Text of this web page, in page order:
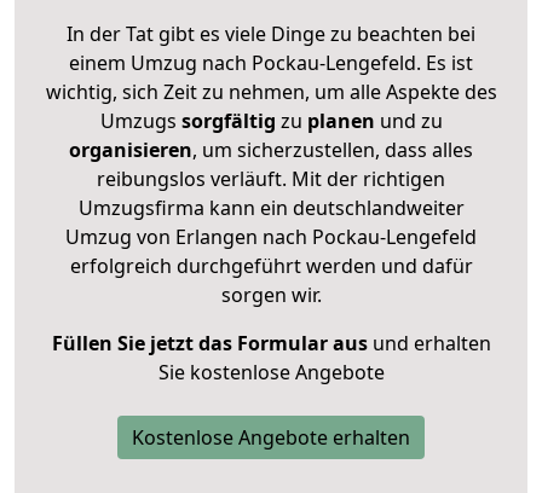
In der Tat gibt es viele Dinge zu beachten bei
einem Umzug nach Pockau-Lengefeld. Es ist
wichtig, sich Zeit zu nehmen, um alle Aspekte des
Umzugs sorgfältig zu planen und zu
organisieren, um sicherzustellen, dass alles
reibungslos verläuft. Mit der richtigen
Umzugsfirma kann ein deutschlandweiter
Umzug von Erlangen nach Pockau-Lengefeld
erfolgreich durchgeführt werden und dafür
sorgen wir.
Füllen Sie jetzt das Formular ausund erhalten
Sie kostenlose Angebote
Kostenlose Angebote erhalten